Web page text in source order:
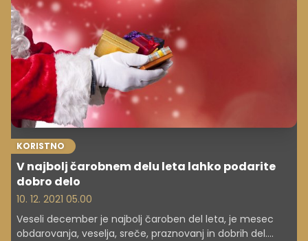
KORISTNO
V najbolj čarobnem delu leta lahko podarite
dobro delo
10. 12. 2021 05.00
Veseli december je najbolj čaroben del leta, je mesec
obdarovanja, veselja, sreče, praznovanj in dobrih del.